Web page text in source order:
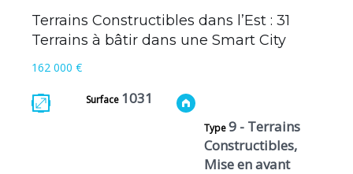
Terrains Constructibles dans l’Est : 31
Terrains à bâtir dans une Smart City
162 000 €
Surface 1031
Type9 - Terrains
Constructibles,
Mise en avant